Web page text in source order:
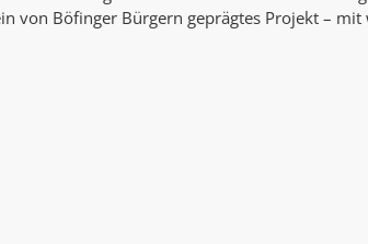
von Böfinger Bürgern geprägtes Projekt –